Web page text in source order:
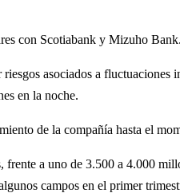
con Scotiabank y Mizuho Bank.
asociados a fluctuaciones
en la noche.
de la compañía hasta el
a uno de 3.500 a 4.000
campos en el primer